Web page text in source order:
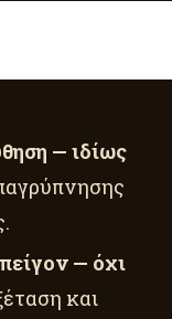
— ιδίως
— όχι
και